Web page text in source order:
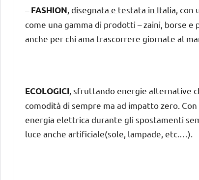
–FASHION disegnata e testata in Italia ,
come una gamma di prodotti – zaini, borse
anche per chi ama trascorrere giornate al
ECOLOGICI , sfruttando energie alternative
comodità di sempre ma ad impatto zero.
energia elettrica durante gli spostamenti
luce anche artificiale(sole, lampade, etc.…).